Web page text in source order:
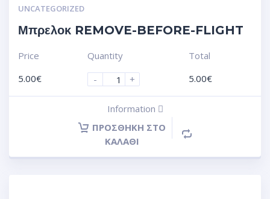
UNCATEGORIZED
Μπρελοκ REMOVE-BEFORE-FLIGHT
Price
5.00€
Quantity
-
+
Total
5.00€
Information
ΠΡΟΣΘΉΚΗ ΣΤΟ
ΚΑΛΆΘΙ